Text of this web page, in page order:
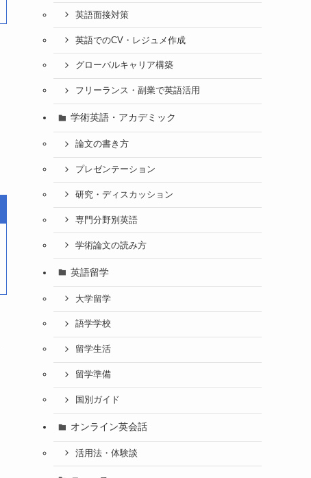
英語面接対策
英語でのCV・レジュメ作成
グローバルキャリア構築
フリーランス・副業で英語活用
学術英語・アカデミック
論文の書き方
プレゼンテーション
研究・ディスカッション
専門分野別英語
学術論文の読み方
英語留学
大学留学
語学学校
留学生活
留学準備
国別ガイド
オンライン英会話
活用法・体験談